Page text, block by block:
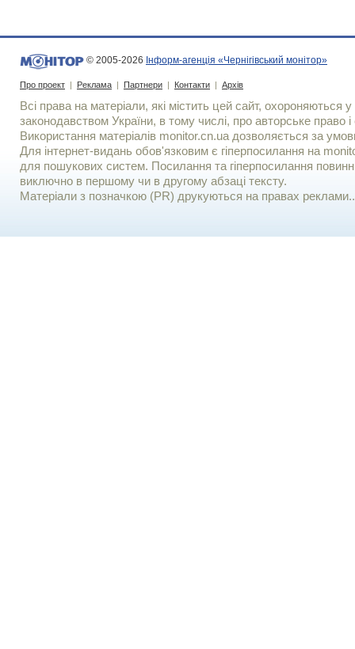
© 2005-2026 Інформ-агенція «Чернігівський монітор»
Про проект | Реклама | Партнери | Контакти | Архів
Всі права на матеріали, які містить цей сайт, охороняються у
законодавством України, в тому числі, про авторське право і
Використання матерiалiв monitor.cn.ua дозволяється за
Для iнтернет-видань обов'язковим є гiперпосилання на
для пошукових систем. Посилання та гіперпосилання
виключно в першому чи в другому абзаці тексту.
Матеріали з позначкою (PR) друкуються на правах реклами..